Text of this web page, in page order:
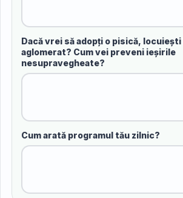
Dacă vrei să adopți o pisică, locuiești
aglomerat? Cum vei preveni ieșirile
nesupravegheate?
Cum arată programul tău zilnic?